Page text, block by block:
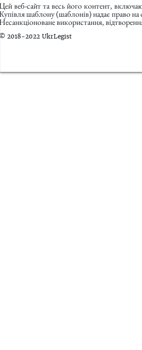
веб-сайт та весь його контент,
шаблону (шаблонів) надає право
використання,
2018-2022 UkrLegist